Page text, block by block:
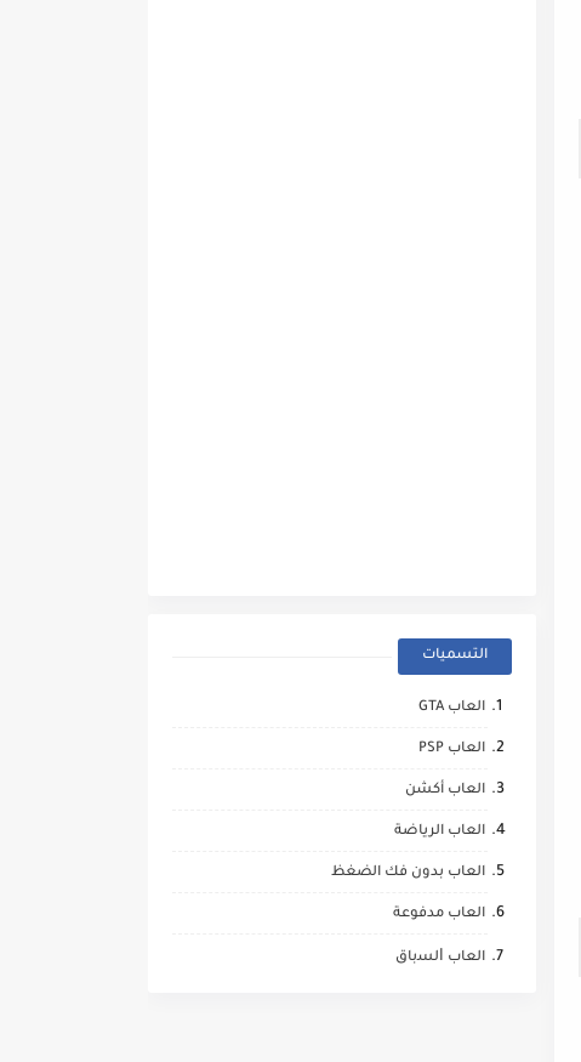
التسميات
العاب GTA
العاب PSP
العاب أكشن
العاب الرياضة
العاب بدون فك الضغظ
العاب مدفوعة
العاب ﺍﻟﺴباق